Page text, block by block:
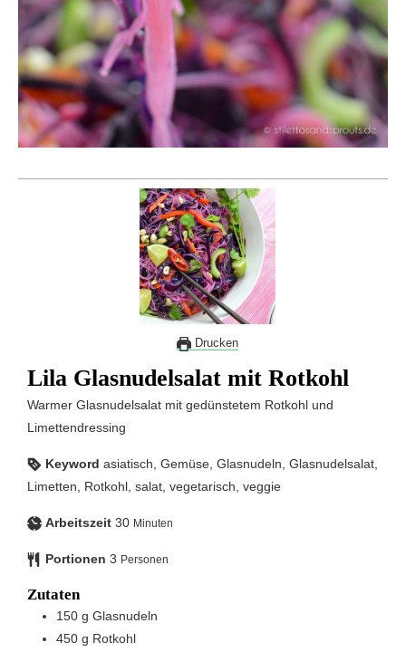
Drucken
Lila Glasnudelsalat mit Rotkohl
Warmer Glasnudelsalat mit gedünstetem Rotkohl und
Limettendressing
Keyword asiatisch, Gemüse, Glasnudeln, Glasnudelsalat,
Limetten, Rotkohl, salat, vegetarisch, veggie
Arbeitszeit 30 Minuten
Portionen 3 Personen
Zutaten
150 g Glasnudeln
450 g Rotkohl